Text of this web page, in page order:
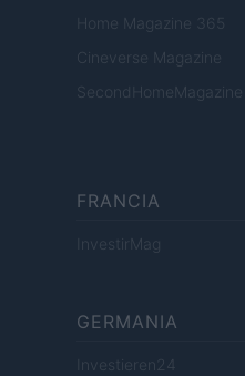
Home Magazine 365
Cineverse Magazine
SecondHomeMagazine
FRANCIA
InvestirMag
GERMANIA
Investieren24